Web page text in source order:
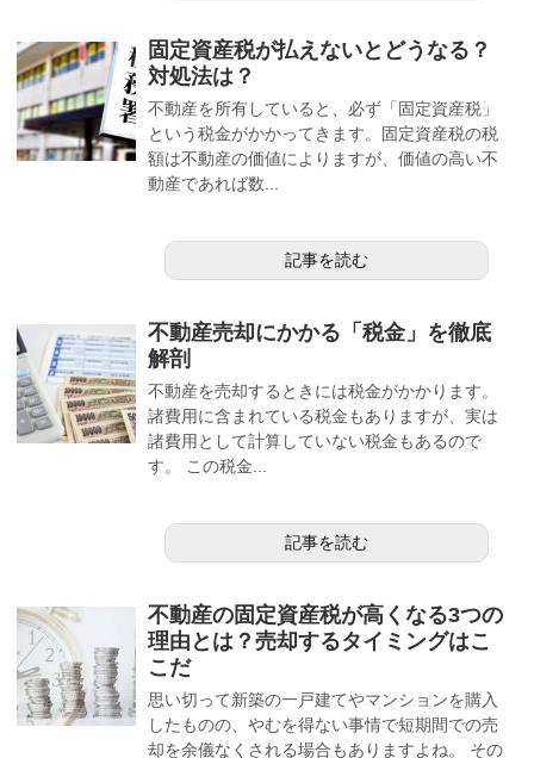
固定資産税が払えないとどうなる？
対処法は？
不動産を所有していると、必ず「固定資産税」
という税金がかかってきます。固定資産税の税
額は不動産の価値によりますが、価値の高い不
動産であれば数...
記事を読む
不動産売却にかかる「税金」を徹底
解剖
不動産を売却するときには税金がかかります。
諸費用に含まれている税金もありますが、実は
諸費用として計算していない税金もあるので
す。 この税金...
記事を読む
不動産の固定資産税が高くなる3つの
理由とは？売却するタイミングはこ
こだ
思い切って新築の一戸建てやマンションを購入
したものの、やむを得ない事情で短期間での売
却を余儀なくされる場合もありますよね。 その